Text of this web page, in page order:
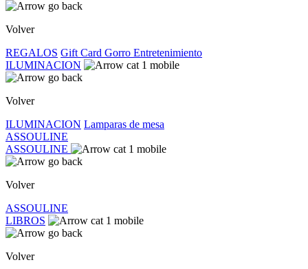
Volver
REGALOS Gift Card Gorro Entretenimiento
ILUMINACION
Volver
ILUMINACION Lamparas de mesa
ASSOULINE
ASSOULINE
Volver
ASSOULINE
LIBROS
Volver